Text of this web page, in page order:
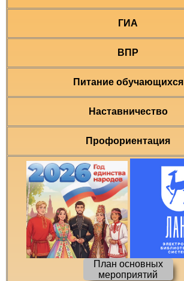
ГИА
ВПР
Питание обучающихся
Наставничество
Профориентация
План основных
мероприятий